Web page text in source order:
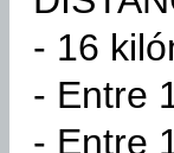
- 16
- Entre
- Entre